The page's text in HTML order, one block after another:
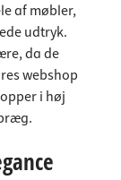
af møbler,
udtryk.
da de
webshop
i høj